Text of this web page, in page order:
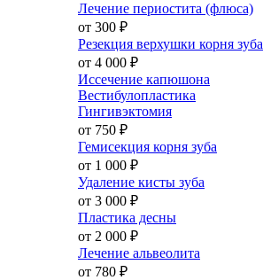
Лечение периостита (флюса)
от 300 ₽
Резекция верхушки корня зуба
от 4 000 ₽
Иссечение капюшона
Вестибулопластика
Гингивэктомия
от 750 ₽
Гемисекция корня зуба
от 1 000 ₽
Удаление кисты зуба
от 3 000 ₽
Пластика десны
от 2 000 ₽
Лечение альвеолита
от 780 ₽